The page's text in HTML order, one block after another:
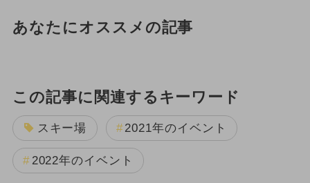
あなたにオススメの記事
この記事に関連するキーワード
スキー場 2021年のイベント
2022年のイベント